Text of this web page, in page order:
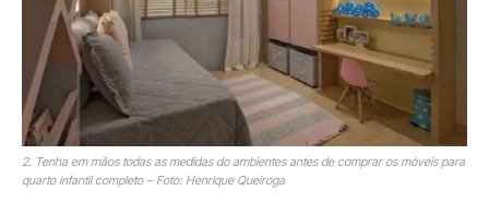
2. Tenha em mãos todas as medidas do ambientes antes de comprar os móveis para
quarto infantil completo – Foto: Henrique Queiroga